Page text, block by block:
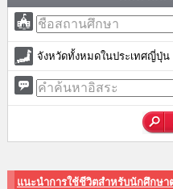
จังหวัดทั้งหมดในประเทศญี่ปุ่น
แนะนำการใช้ชีวิตสำหรับนักศึกษา